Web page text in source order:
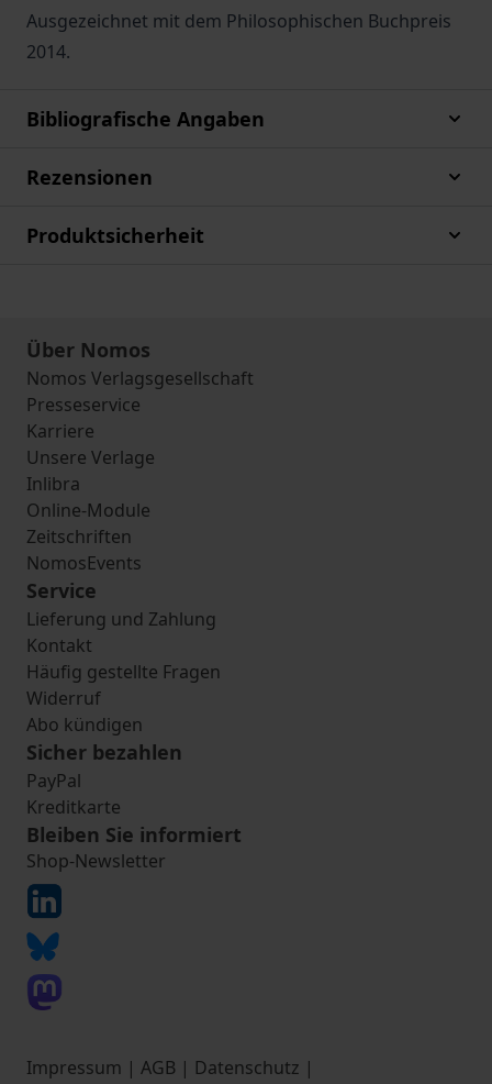
Ausgezeichnet mit dem Philosophischen Buchpreis
2014.
Bibliografische Angaben
Rezensionen
Produktsicherheit
Über Nomos
Nomos Verlagsgesellschaft
Presseservice
Karriere
Unsere Verlage
Inlibra
Online-Module
Zeitschriften
NomosEvents
Service
Lieferung und Zahlung
Kontakt
Häufig gestellte Fragen
Widerruf
Abo kündigen
Sicher bezahlen
PayPal
Kreditkarte
Bleiben Sie informiert
Shop-Newsletter
Impressum | AGB | Datenschutz |